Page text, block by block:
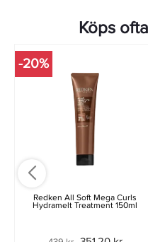
Köps
-20%
Redken All Soft Mega Curls
Hydramelt Treatment 150ml